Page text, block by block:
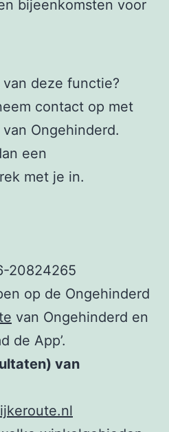
bijeenkomsten voor
deze functie?
contact op met
Ongehinderd.
een
met je in.
20824265
op de Ongehinderd
van Ongehinderd en
de App’.
van